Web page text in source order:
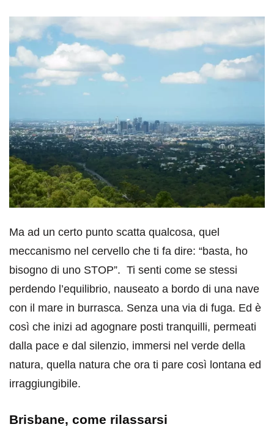
Ma ad un certo punto scatta qualcosa, quel
meccanismo nel cervello che ti fa dire: “basta, ho
bisogno di uno STOP”. Ti senti come se stessi
perdendo l’equilibrio, nauseato a bordo di una nave
con il mare in burrasca. Senza una via di fuga. Ed è
così che inizi ad agognare posti tranquilli, permeati
dalla pace e dal silenzio, immersi nel verde della
natura, quella natura che ora ti pare così lontana ed
irraggiungibile.
Brisbane, come rilassarsi